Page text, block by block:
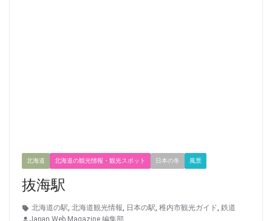
北海道 北海道の観光情報・観光スポット 日本の冬 風景
抜海駅
北海道の駅, 北海道観光情報, 日本の駅, 稚内市観光ガイド, 鉄道